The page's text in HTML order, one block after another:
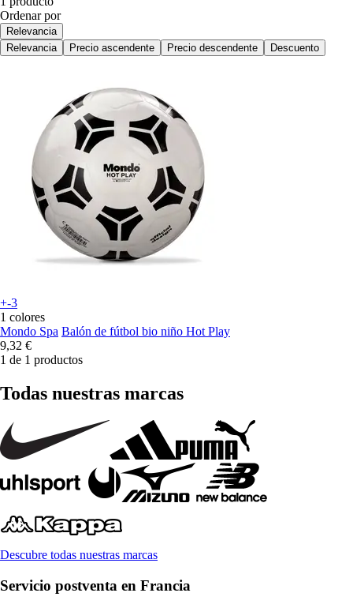
Ordenar por
Relevancia
Relevancia
Precio ascendente Precio descendente Descuento
+-3
1 colores
Mondo Spa Balón de fútbol bio niño Hot Play
9,32 €
1 de 1 productos
Todas nuestras marcas
Descubre todas nuestras marcas
Servicio postventa en Francia